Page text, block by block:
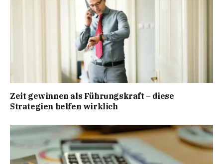
Zeit gewinnen als Führungskraft – diese
Strategien helfen wirklich